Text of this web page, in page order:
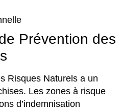
Prévention des
Risques Naturels a un
Les zones à risque
d’indemnisation